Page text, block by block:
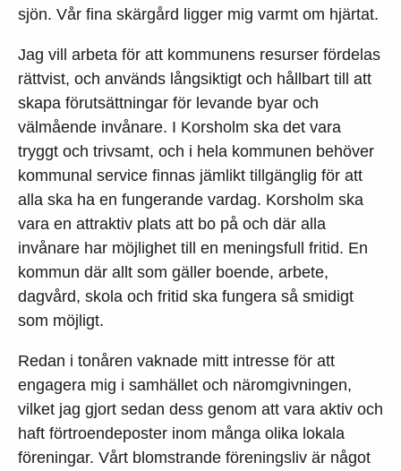
sjön. Vår fina skärgård ligger mig varmt om hjärtat.
Jag vill arbeta för att kommunens resurser fördelas
rättvist, och används långsiktigt och hållbart till att
skapa förutsättningar för levande byar och
välmående invånare. I Korsholm ska det vara
tryggt och trivsamt, och i hela kommunen behöver
kommunal service finnas jämlikt tillgänglig för att
alla ska ha en fungerande vardag. Korsholm ska
vara en attraktiv plats att bo på och där alla
invånare har möjlighet till en meningsfull fritid. En
kommun där allt som gäller boende, arbete,
dagvård, skola och fritid ska fungera så smidigt
som möjligt.
Redan i tonåren vaknade mitt intresse för att
engagera mig i samhället och näromgivningen,
vilket jag gjort sedan dess genom att vara aktiv och
haft förtroendeposter inom många olika lokala
föreningar. Vårt blomstrande föreningsliv är något